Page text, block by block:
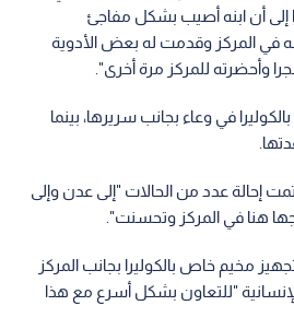
إلى أن ابنه أصيب بشكل مفاجئ
في المركز وقدمت له بعض الأدوية
وأحضرته للمركز مرة أخرى".
في وعاء بجانب سريرها، بينما
إحالة عدد من الحالات "إلى عدن وإلى
هنا في المركز وتحسنت".
مخيم خاص بالكوليرا بجانب المركز
"للتعاون بشكل أسرع مع هذا